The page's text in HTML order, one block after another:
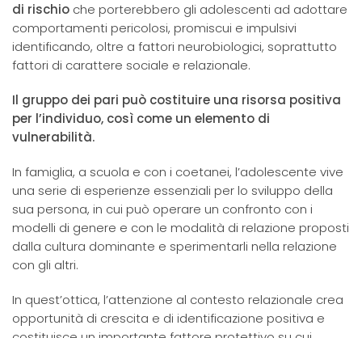
di rischio che porterebbero gli adolescenti ad adottare
comportamenti pericolosi, promiscui e impulsivi
identificando, oltre a fattori neurobiologici, soprattutto
fattori di carattere sociale e relazionale.
Il gruppo dei pari può costituire una risorsa positiva
per l’individuo, così come un elemento di
vulnerabilità.
In famiglia, a scuola e con i coetanei, l’adolescente vive
una serie di esperienze essenziali per lo sviluppo della
sua persona, in cui può operare un confronto con i
modelli di genere e con le modalità di relazione proposti
dalla cultura dominante e sperimentarli nella relazione
con gli altri.
In quest’ottica, l’attenzione al contesto relazionale crea
opportunità di crescita e di identificazione positiva e